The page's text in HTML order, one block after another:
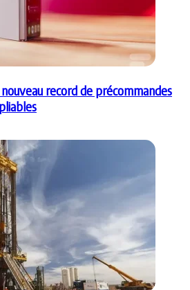
record de précommandes